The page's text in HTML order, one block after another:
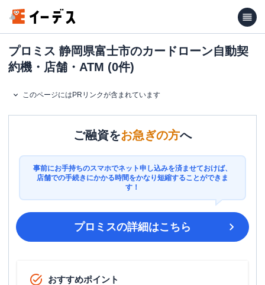
プロミス 静岡県富士市のカードローン自動契
約機・店舗・ATM (0件)
このページにはPRリンクが含まれています
ご融資をお急ぎの方へ
事前にお手持ちのスマホでネット申し込みを済ませておけば、
店舗での手続きにかかる時間をかなり短縮することができま
す！
プロミスの詳細はこちら
おすすめポイント